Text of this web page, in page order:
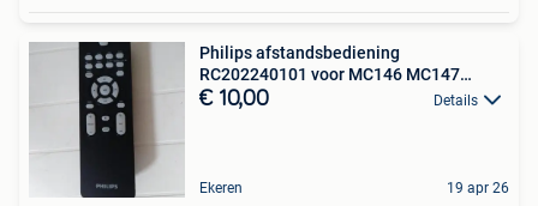
Philips afstandsbediening
RC202240101 voor MC146 MC147
MC155
€ 10,00 Details
Ekeren 19 apr 26